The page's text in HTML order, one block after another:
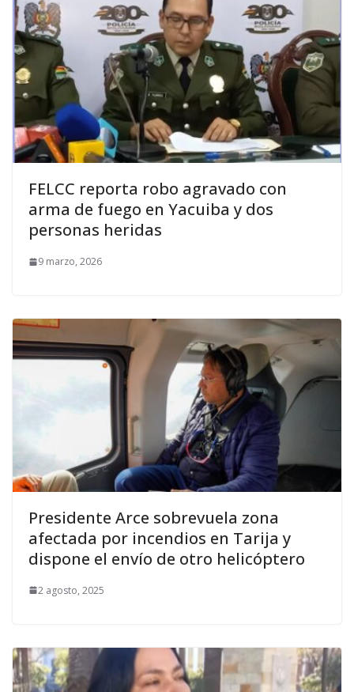
FELCC reporta robo agravado con
arma de fuego en Yacuiba y dos
personas heridas
9 marzo, 2026
Presidente Arce sobrevuela zona
afectada por incendios en Tarija y
dispone el envío de otro helicóptero
2 agosto, 2025